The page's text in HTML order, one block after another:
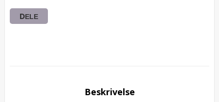
DELE
Beskrivelse